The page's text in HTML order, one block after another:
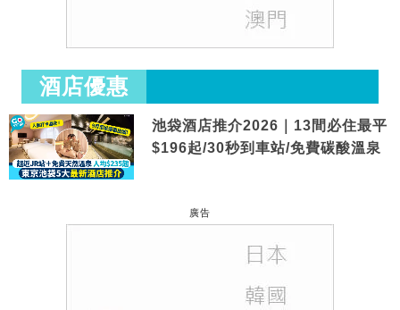
酒店優惠
池袋酒店推介2026｜13間必住最平
$196起/30秒到車站/免費碳酸溫泉
廣告